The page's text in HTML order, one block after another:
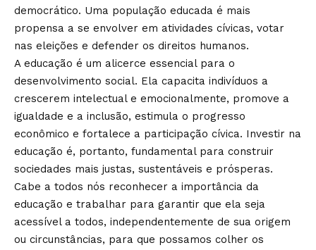
democrático. Uma população educada é mais
propensa a se envolver em atividades cívicas, votar
nas eleições e defender os direitos humanos.
A educação é um alicerce essencial para o
desenvolvimento social. Ela capacita indivíduos a
crescerem intelectual e emocionalmente, promove a
igualdade e a inclusão, estimula o progresso
econômico e fortalece a participação cívica. Investir na
educação é, portanto, fundamental para construir
sociedades mais justas, sustentáveis e prósperas.
Cabe a todos nós reconhecer a importância da
educação e trabalhar para garantir que ela seja
acessível a todos, independentemente de sua origem
ou circunstâncias, para que possamos colher os